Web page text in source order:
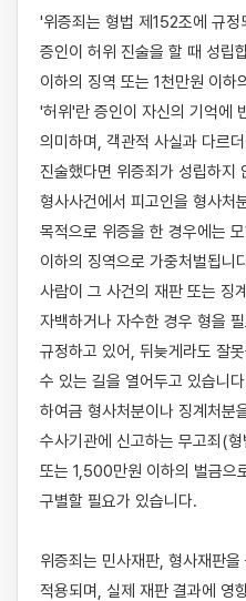
'위증죄는 형법 제152조에 규
증인이 허위 진술을 할 때 성립
이하의 징역 또는 1천만원 이하
'허위'란 증인이 자신의 기억에
의미하며, 객관적 사실과 다르
진술했다면 위증죄가 성립하
형사사건에서 피고인을 형사처
목적으로 위증을 한 경우에는
이하의 징역으로 가중처벌됩
사람이 그 사건의 재판 또는 징
자백하거나 자수한 경우 형을
규정하고 있어, 뒤늦게라도 잘
수 있는 길을 열어두고 있습니
하여금 형사처분이나 징계처분
수사기관에 신고하는 무고죄(
또는 1,500만원 이하의 벌금으
구별할 필요가 있습니다.
위증죄는 민사재판, 형사재판을
적용되며, 실제 재판 결과에 영